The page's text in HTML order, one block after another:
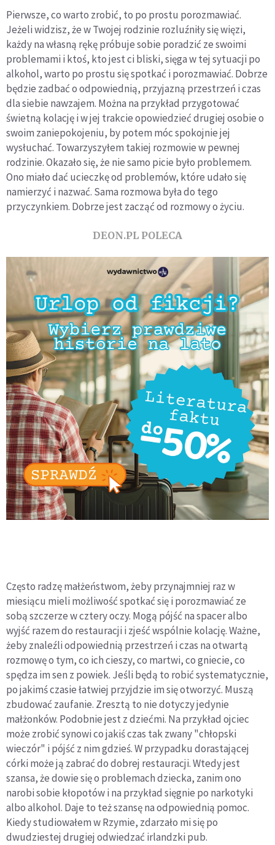
Pierwsze, co warto zrobić, to po prostu porozmawiać.
Jeżeli widzisz, że w Twojej rodzinie rozluźniły się więzi,
każdy na własną rękę próbuje sobie poradzić ze swoimi
problemami i ktoś, kto jest ci bliski, sięga w tej sytuacji po
alkohol, warto po prostu się spotkać i porozmawiać. Dobrze
będzie zadbać o odpowiednią, przyjazną przestrzeń i czas
dla siebie nawzajem. Można na przykład przygotować
świetną kolację i w jej trakcie opowiedzieć drugiej osobie o
swoim zaniepokojeniu, by potem móc spokojnie jej
wysłuchać. Towarzyszyłem takiej rozmowie w pewnej
rodzinie. Okazało się, że nie samo picie było problemem.
Ono miało dać ucieczkę od problemów, które udało się
namierzyć i nazwać. Sama rozmowa była do tego
przyczynkiem. Dobrze jest zacząć od rozmowy o życiu.
DEON.PL POLECA
Często radzę małżeństwom, żeby przynajmniej raz w
miesiącu mieli możliwość spotkać się i porozmawiać ze
sobą szczerze w cztery oczy. Mogą pójść na spacer albo
wyjść razem do restauracji i zjeść wspólnie kolację. Ważne,
żeby znaleźli odpowiednią przestrzeń i czas na otwartą
rozmowę o tym, co ich cieszy, co martwi, co gniecie, co
spędza im sen z powiek. Jeśli będą to robić systematycznie,
po jakimś czasie łatwiej przyjdzie im się otworzyć. Muszą
zbudować zaufanie. Zresztą to nie dotyczy jedynie
małżonków. Podobnie jest z dziećmi. Na przykład ojciec
może zrobić synowi co jakiś czas tak zwany "chłopski
wieczór" i pójść z nim gdzieś. W przypadku dorastającej
córki może ją zabrać do dobrej restauracji. Wtedy jest
szansa, że dowie się o problemach dziecka, zanim ono
narobi sobie kłopotów i na przykład sięgnie po narkotyki
albo alkohol. Daje to też szansę na odpowiednią pomoc.
Kiedy studiowałem w Rzymie, zdarzało mi się po
dwudziestej drugiej odwiedzać irlandzki pub.